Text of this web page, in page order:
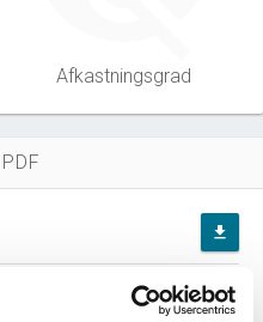
Afkastningsgrad
file_download
file_download